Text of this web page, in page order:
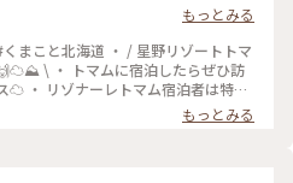
きりと見ることが出来ました。 日
く拝むことが出来ましたー！！ #こ
りっぷ #秋の装い #雲海 #星野リ
もっとみる
まこと北海道 ・ / 星野リゾートトマ
\ ・ トマムに宿泊したらぜひ訪
☁️ ・ リゾナーレトマム宿泊者は特典
がついてくるのですが 始発バスま
きで4:00頃ロビーにいくと もう行列
もっとみる